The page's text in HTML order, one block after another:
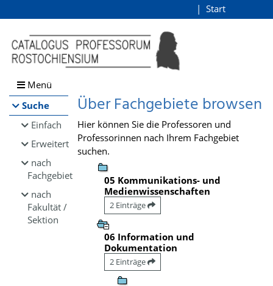
Browsen
direkt zum Inhalt
Start
Menü
Suche
Einfach
Erweitert
nach
Fachgebiet
nach
Fakultät /
Sektion
Über Fachgebiete browsen
Hier können Sie die Professoren und
Professorinnen nach Ihrem Fachgebiet
suchen.
05 Kommunikations- und
Medienwissenschaften
2 Einträge
06 Information und
Dokumentation
2 Einträge